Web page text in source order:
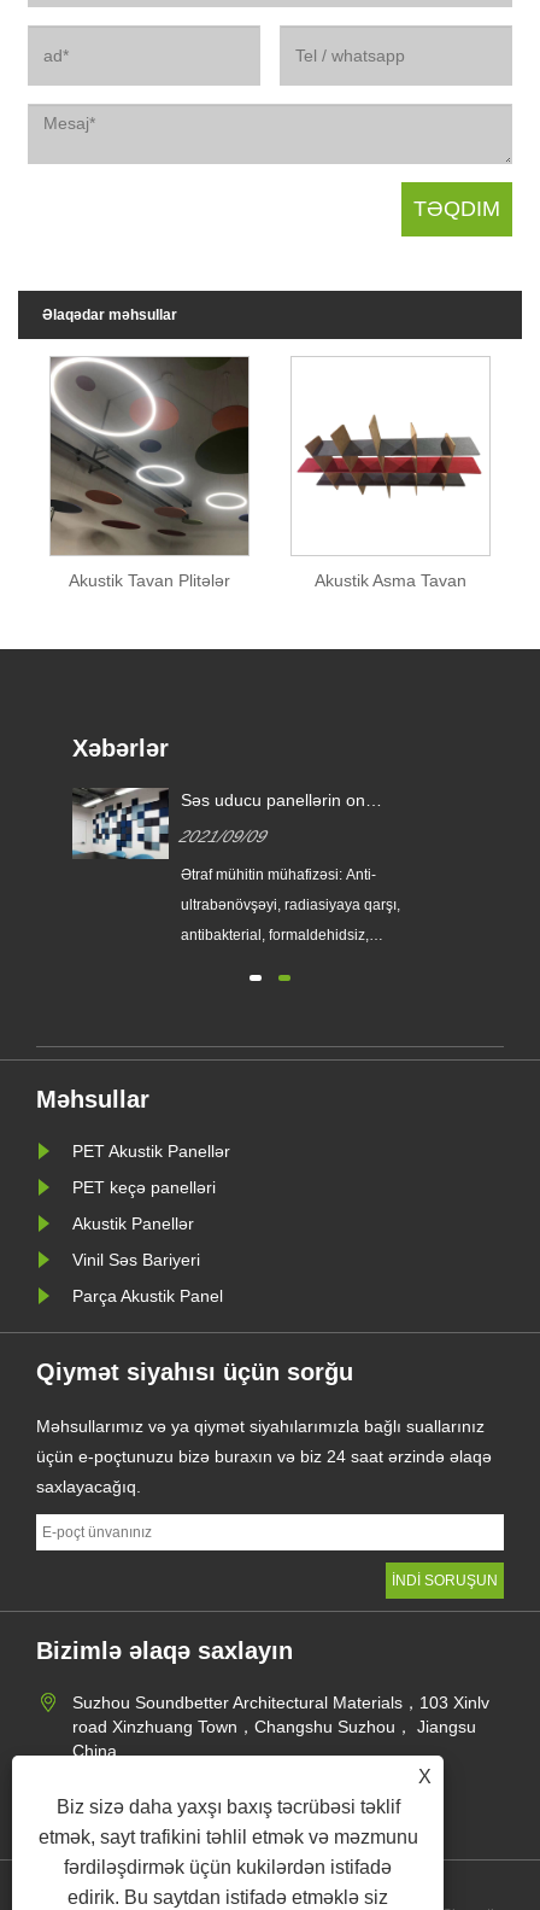
Əlaqədar məhsullar
Akustik Tavan Plitələr Akustik Asma Tavan
X
Biz sizə daha yaxşı baxış təcrübəsi təklif
etmək, sayt trafikini təhlil etmək və məzmunu
fərdiləşdirmək üçün kukilərdən istifadə
edirik. Bu saytdan istifadə etməklə siz
Xəbərlər
Səs uducu panellərin on
2021/09/09
Ətraf mühitin mühafizəsi: Anti-
ultrabənövşəyi, radiasiyaya qarşı,
antibakterial, formaldehidsiz,
Məhsullar
PET Akustik Panellər
PET keçə panelləri
Akustik Panellər
Vinil Səs Bariyeri
Parça Akustik Panel
Qiymət siyahısı üçün sorğu
Məhsullarımız və ya qiymət siyahılarımızla bağlı suallarınız
üçün e-poçtunuzu bizə buraxın və biz 24 saat ərzində əlaqə
saxlayacağıq.
Bizimlə əlaqə saxlayın
Suzhou Soundbetter Architectural Materials，103 Xinlv
road Xinzhuang Town，Changshu Suzhou， Jiangsu
China
jane@soundbetter.cn